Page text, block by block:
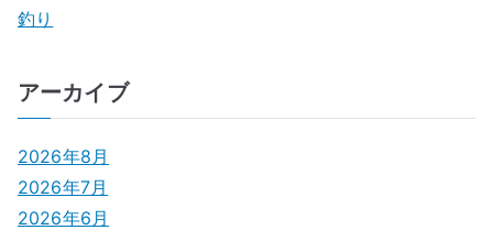
釣り
アーカイブ
2026年8月
2026年7月
2026年6月